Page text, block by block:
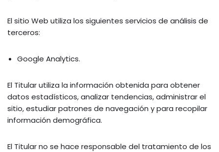
El sitio Web utiliza los siguientes servicios de análisis de
terceros:
Google Analytics.
El Titular utiliza la información obtenida para obtener
datos estadísticos, analizar tendencias, administrar el
sitio, estudiar patrones de navegación y para recopilar
información demográfica.
El Titular no se hace responsable del tratamiento de los